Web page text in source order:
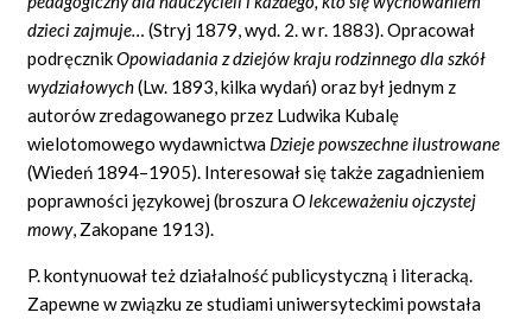
dzieci zajmuje…(Stryj 1879, wyd. 2. w r. 1883). Opracował
podręcznikOpowiadania z dziejów kraju rodzinnego dla szkół
wydziałowych(Lw. 1893, kilka wydań) oraz był jednym z
autorów zredagowanego przez Ludwika Kubalę
wielotomowego wydawnictwa Dzieje powszechne ilustrowane
(Wiedeń 1894–1905). Interesował się także zagadnieniem
poprawności językowej (broszuraO lekceważeniu ojczystej
mowy, Zakopane 1913).
P. kontynuował też działalność publicystyczną i literacką.
Zapewne w związku ze studiami uniwersyteckimi powstała